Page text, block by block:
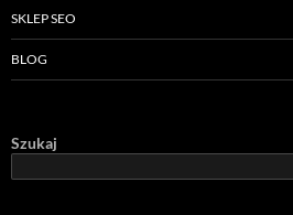
SKLEP SEO
BLOG
Szukaj